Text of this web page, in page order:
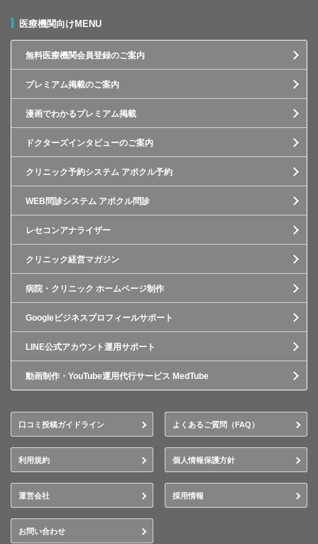
医療機関向けMENU
無料医療機関会員登録のご案内
プレミアム掲載のご案内
漫画でわかるプレミアム掲載
ドクターズインタビューのご案内
クリニック予約システム アポクル予約
WEB問診システム アポクル問診
レセコンアナライザー
クリニック経営マガジン
病院・クリニック ホームページ制作
Googleビジネスプロフィールサポート
LINE公式アカウント運用サポート
動画制作・YouTube運用代行サービス MedTube
口コミ投稿ガイドライン よくあるご質問（FAQ）
利用規約 個人情報保護方針
運営会社 採用情報
お問い合わせ